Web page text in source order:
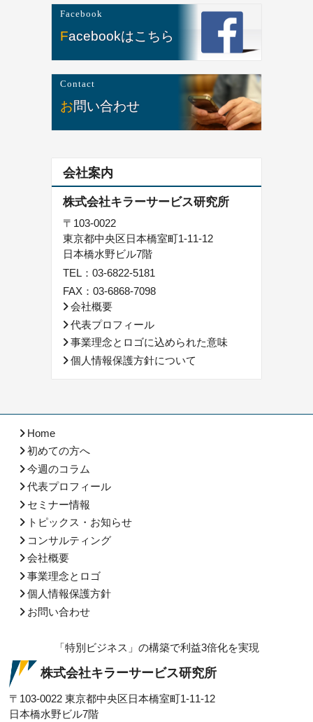
Facebook
Facebookはこちら
Contact
お問い合わせ
会社案内
株式会社キラーサービス研究所
〒103-0022
東京都中央区日本橋室町1-11-12
日本橋水野ビル7階
TEL： 03-6822-5181
FAX：03-6868-7098
会社概要
代表プロフィール
事業理念とロゴに込められた意味
個人情報保護方針について
Home
初めての方へ
今週のコラム
代表プロフィール
セミナー情報
トピックス・お知らせ
コンサルティング
会社概要
事業理念とロゴ
個人情報保護方針
お問い合わせ
「特別ビジネス」の構築で利益3倍化を実現
株式会社キラーサービス研究所
〒103-0022 東京都中央区日本橋室町1-11-12
日本橋水野ビル7階